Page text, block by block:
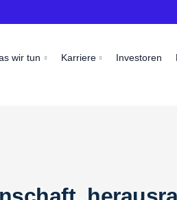
wir tun Karriere Investoren